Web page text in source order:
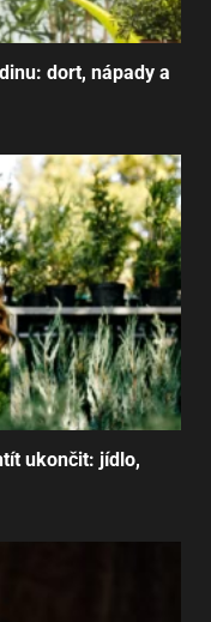
dort, nápady a
ukončit: jídlo,